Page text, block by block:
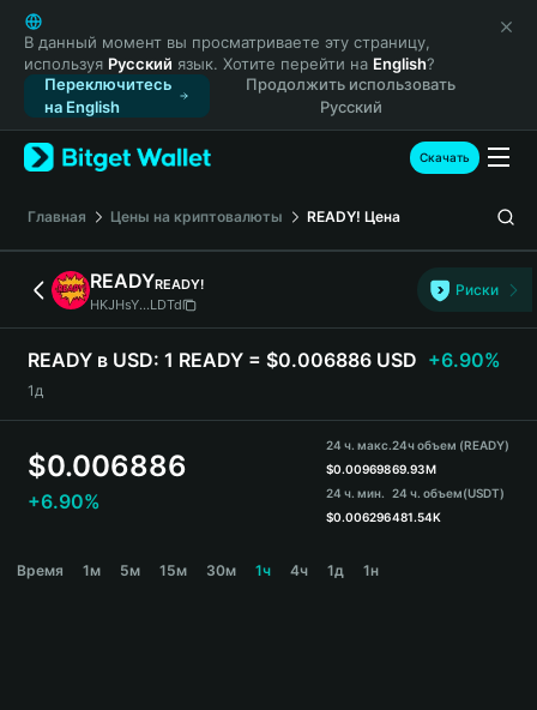
English
日本語
Tiếng Việt
Русский
Español (Latinoamérica)
Türkçe
Français
Deutsch
简体中文
繁體中文
Português (Portugal)
Bahasa Indonesia
ภาษาไทย
हिन्दी
Español
Português (Brasil)
В данный момент вы просматриваете эту страницу,
используя Русский язык. Хотите перейти на English?
Переключитесь
на English
Продолжить использовать
Русский
Скачать
Главная Цены на криптовалюты READY! Цена
READYREADY!
HKJHsY...LDTd
Риски
READY в USD: 1 READY = $0.006886 USD +6.90%
1д
$0.006886
+6.90%
24 ч. макс.
$0.009698
24 ч. мин.
$0.006296
24ч объем (READY)
69.93M
24 ч. объем(USDT)
481.54K
Время 1м 5м 15м 30м 1ч 4ч 1д 1н